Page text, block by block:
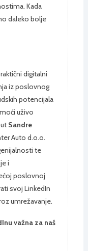
Kada
daleko bolje
digitalni
iz poslovnog
potencijala
uživo
Sandre
Auto d.o.o.
te
i
poslovnoj
svoj LinkedIn
umrežavanje.
važna za naš